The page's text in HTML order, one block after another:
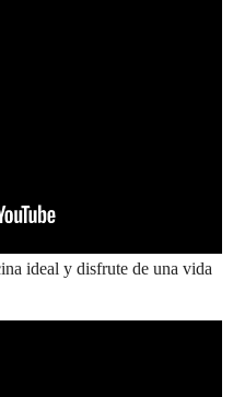
ideal y disfrute de una vida